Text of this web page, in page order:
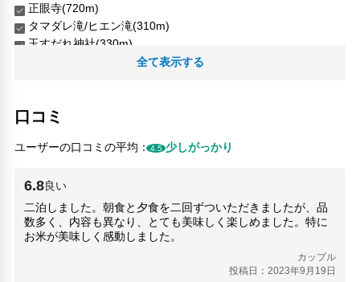
正眼寺(720m)
タマダレ滝/ヒエン滝(310m)
玉すだれ神社(330m)
玉簾の滝／飛烟の滝(310m)
人気スポット
仙石原(8.93km)
小田原城(6.19km)
彫刻の森美術館(4.26km)
星の王子さまミュージアム 箱根サン=テグジュペリ(8.4km)
全て表示する
口コミ
ユーザーの口コミの平均：4.5 少しがっかり
6.8良い
二泊しました。朝食と夕食を二回ずついただきましたが、品
数多く、内容も異なり、とても美味しく楽しめました。特に
お米が美味しく感動しました。
カップル
投稿日：2023年9月19日